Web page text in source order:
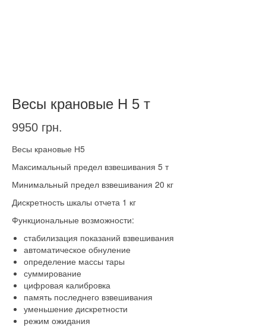
Весы крановые Н 5 т
9950 грн.
Весы крановые Н5
Максимальный предел взвешивания 5 т
Минимальный предел взвешивания 20 кг
Дискретность шкалы отчета 1 кг
Функциональные возможности:
стабилизация показаний взвешивания
автоматическое обнуление
определение массы тары
суммирование
цифровая калибровка
память последнего взвешивания
уменьшение дискретности
режим ожидания